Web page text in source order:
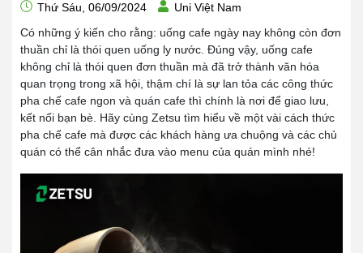
Thứ Sáu, 06/09/2024
Uni Việt Nam
Có những ý kiến cho rằng: uống cafe ngày nay không còn đơn
thuần chỉ là thói quen uống ly nước. Đúng vậy, uống cafe
không chỉ là thói quen đơn thuần mà đã trở thành văn hóa
quan trọng trong xã hội, thậm chí là sự lan tỏa các công thức
pha chế cafe ngon và quán cafe thì chính là nơi để giao lưu,
kết nối bạn bè. Hãy cùng Zetsu tìm hiểu về một vài cách thức
pha chế cafe mà được các khách hàng ưa chuộng và các chủ
quán có thể cân nhắc đưa vào menu của quán mình nhé!